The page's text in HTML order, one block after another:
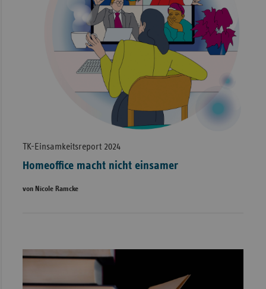
TK-Einsamkeitsreport 2024
Homeoffice macht nicht einsamer
von Nicole Ramcke